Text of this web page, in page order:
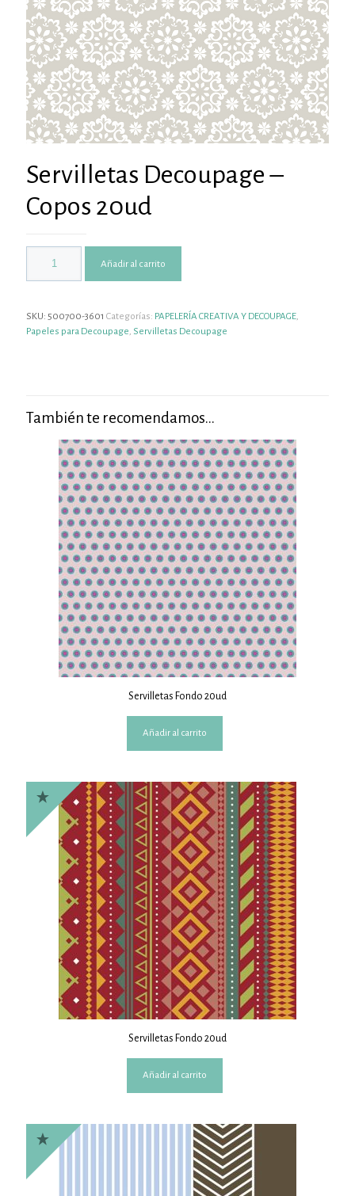
Servilletas Decoupage –
Copos 20ud
Añadir al carrito
SKU: 500700-3601 Categorías: PAPELERÍA CREATIVA Y DECOUPAGE,
Papeles para Decoupage, Servilletas Decoupage
También te recomendamos…
Servilletas Fondo 20ud
Añadir al carrito
Servilletas Fondo 20ud
Añadir al carrito